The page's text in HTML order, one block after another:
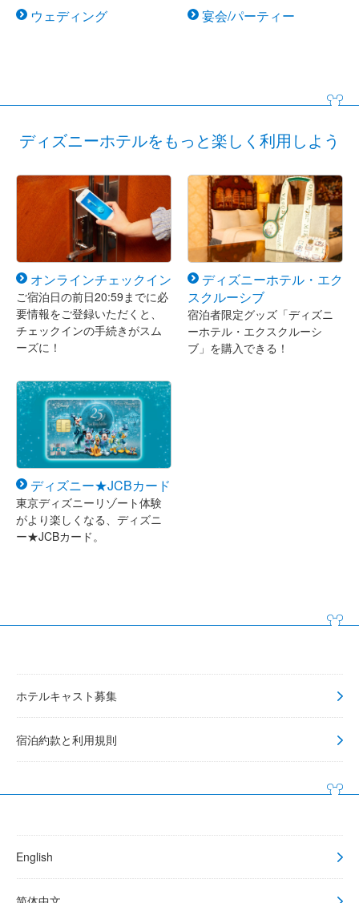
ウェディング 宴会/パーティー
ディズニーホテルをもっと楽しく利用しよう
オンラインチェックイン
ご宿泊日の前日20:59までに必
要情報をご登録いただくと、
チェックインの手続きがスム
ーズに！
ディズニーホテル・エク
スクルーシブ
宿泊者限定グッズ「ディズニ
ーホテル・エクスクルーシ
ブ」を購入できる！
ディズニー★JCBカード
東京ディズニーリゾート体験
がより楽しくなる、ディズニ
ー★JCBカード。
ホテルキャスト募集
宿泊約款と利用規則
English